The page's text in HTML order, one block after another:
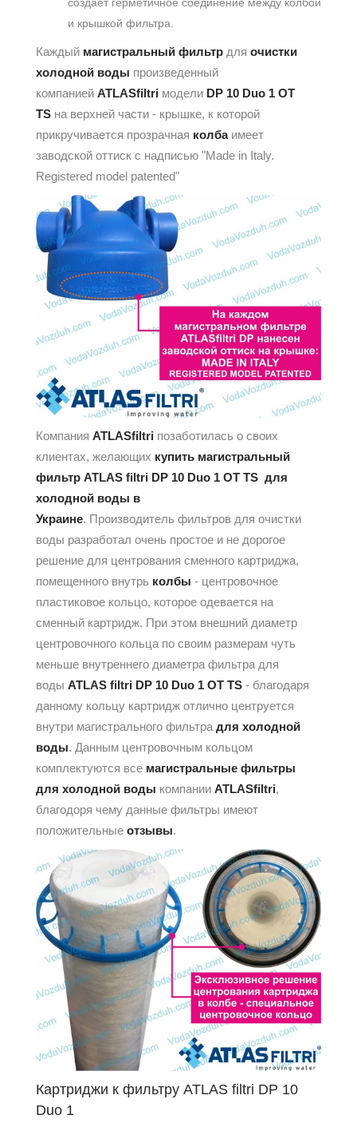
и крышкой фильтра.
Каждый магистральный фильтр для очистки
холодной воды произведенный
компанией ATLASfiltri модели DP 10 Duo 1 OT
TS на верхней части - крышке, к которой
прикручивается прозрачная колбаимеет
заводской оттиск с надписью "Made in Italy.
Registered model patented"
Компания ATLASfiltri позаботилась о своих
клиентах, желающих купить магистральный
фильтр ATLAS filtri DP 10 Duo 1 OT TS для
холодной воды в
Украине. Производитель фильтров для очистки
воды разработал очень простое и не дорогое
решение для центрования сменного картриджа,
помещенного внутрь колбы - центровочное
пластиковое кольцо, которое одевается на
сменный картридж. При этом внешний диаметр
центровочного кольца по своим размерам чуть
меньше внутреннего диаметра фильтра для
воды ATLAS filtri DP 10 Duo 1 OT TS - благодаря
данному кольцу картридж отлично центруется
внутри магистрального фильтра для холодной
воды. Данным центровочным кольцом
комплектуются все магистральные фильтры
для холодной воды компании ATLASfiltri,
благодоря чему данные фильтры имеют
положительные отзывы.
Картриджи к фильтру ATLAS filtri DP 10
Duo 1